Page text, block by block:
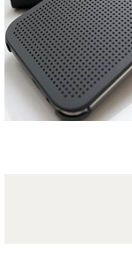
iPhone 回收價
線上商城
3C租賃
MSI 舊換新